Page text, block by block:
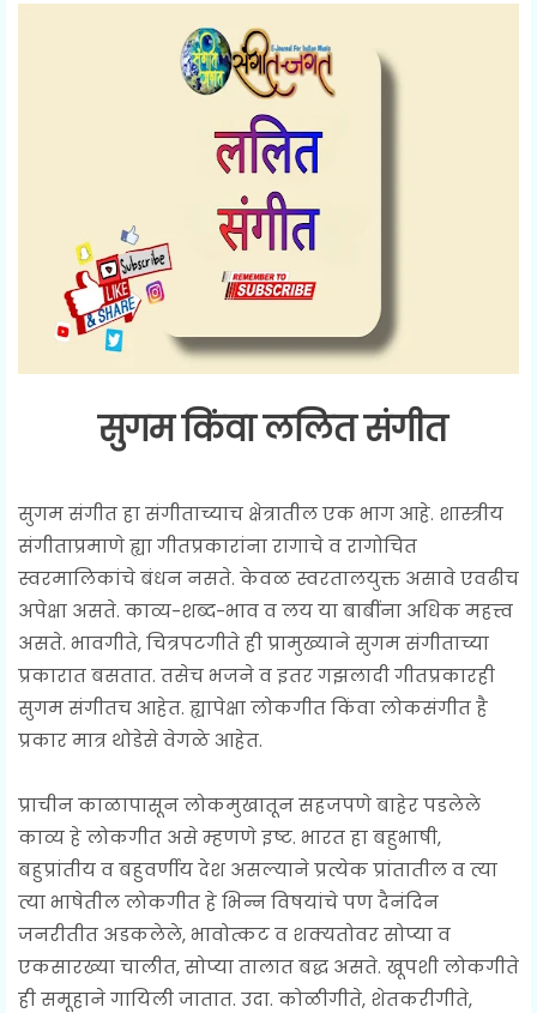
सुगम किंवा ललित संगीत
सुगम संगीत हा संगीताच्याच क्षेत्रातील एक भाग आहे. शास्त्रीय
संगीताप्रमाणे ह्या गीतप्रकारांना रागाचे व रागोचित
स्वरमालिकांचे बंधन नसते. केवळ स्वरतालयुक्त असावे एवढीच
अपेक्षा असते. काव्य-शब्द-भाव व लय या बाबींना अधिक महत्त्व
असते. भावगीते, चित्रपटगीते ही प्रामुख्याने सुगम संगीताच्या
प्रकारात बसतात. तसेच भजने व इतर गझलादी गीतप्रकारही
सुगम संगीतच आहेत. ह्यापेक्षा लोकगीत किंवा लोकसंगीत है
प्रकार मात्र थोडेसे वेगळे आहेत.
प्राचीन काळापासून लोकमुखातून सहजपणे बाहेर पडलेले
काव्य हे लोकगीत असे म्हणणे इष्ट. भारत हा बहुभाषी,
बहुप्रांतीय व बहुवर्णीय देश असल्याने प्रत्येक प्रांतातील व त्या
त्या भाषेतील लोकगीत हे भिन्न विषयांचे पण दैनंदिन
जनरीतीत अडकलेले, भावोत्कट व शक्यतोवर सोप्या व
एकसारख्या चालीत, सोप्या तालात बद्ध असते. खूपशी लोकगीते
ही समूहाने गायिली जातात. उदा. कोळीगीते, शेतकरीगीते,